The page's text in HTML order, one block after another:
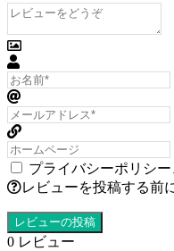
プライバシーポリシー
レビューを投稿する前
0 レビュー